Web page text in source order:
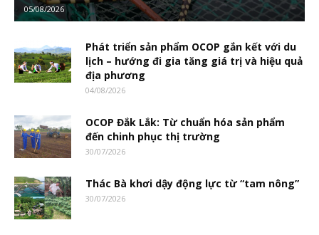
05/08/2026
Phát triển sản phẩm OCOP gắn kết với du
lịch – hướng đi gia tăng giá trị và hiệu quả
địa phương
04/08/2026
OCOP Đắk Lắk: Từ chuẩn hóa sản phẩm
đến chinh phục thị trường
30/07/2026
Thác Bà khơi dậy động lực từ “tam nông”
30/07/2026